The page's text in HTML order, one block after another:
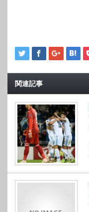
関連記事